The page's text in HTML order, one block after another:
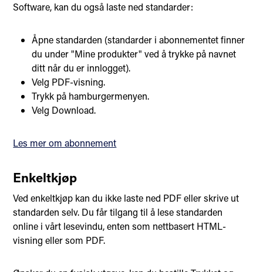
Software, kan du også laste ned standarder:
Åpne standarden (standarder i abonnementet finner
du under "Mine produkter" ved å trykke på navnet
ditt når du er innlogget).
Velg PDF-visning.
Trykk på hamburgermenyen.
Velg Download.
Les mer om abonnement
Enkeltkjøp
Ved enkeltkjøp kan du ikke laste ned PDF eller skrive ut
standarden selv. Du får tilgang til å lese standarden
online i vårt lesevindu, enten som nettbasert HTML-
visning eller som PDF.